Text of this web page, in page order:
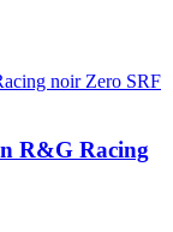
R&G Racing